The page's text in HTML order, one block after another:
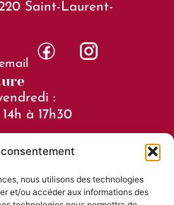
nous utilisons des technologies
et/ou accéder aux informations des
Saint-Laurent-
:
à 17h30